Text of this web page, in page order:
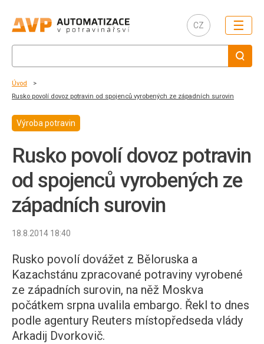
CZ ☰
Úvod
Rusko povolí dovoz potravin od spojenců vyrobených ze západních surovin
Výroba potravin
Rusko povolí dovoz potravin
od spojenců vyrobených ze
západních surovin
18.8.2014 18:40
Rusko povolí dovážet z Běloruska a
Kazachstánu zpracované potraviny vyrobené
ze západních surovin, na něž Moskva
počátkem srpna uvalila embargo. Řekl to dnes
podle agentury Reuters místopředseda vlády
Arkadij Dvorkovič.